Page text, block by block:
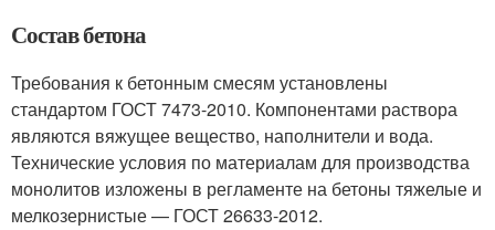
Состав бетона
Требования к бетонным смесям установлены
стандартом ГОСТ 7473-2010. Компонентами раствора
являются вяжущее вещество, наполнители и вода.
Технические условия по материалам для производства
монолитов изложены в регламенте на бетоны тяжелые и
мелкозернистые — ГОСТ 26633-2012.